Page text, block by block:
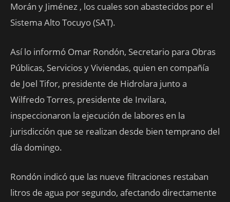
Morán y Jiménez , los cuales son abastecidos por el
Sistema Alto Tocuyo (SAT).
Así lo informó Omar Rondón, Secretario para Obras
Públicas, Servicios y Viviendas, quien en compañía
de Joel Tifor, presidente de Hidrolara junto a
Wilfredo Torres, presidente de Invilara,
inspeccionaron la ejecución de labores en la
jurisdicción que se realizan desde bien temprano del
día domingo.
Rondón indicó que las nueve filtraciones restaban
litros de agua por segundo, afectando directamente